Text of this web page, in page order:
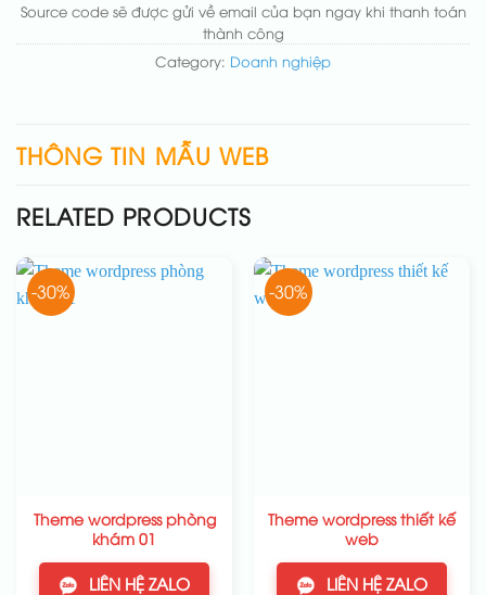
Source code sẽ được gửi về email của bạn ngay khi thanh toán
thành công
Category: Doanh nghiệp
THÔNG TIN MẪU WEB
RELATED PRODUCTS
-30%
Theme wordpress phòng
khám 01
LIÊN HỆ ZALO
-30%
Theme wordpress thiết kế
web
LIÊN HỆ ZALO